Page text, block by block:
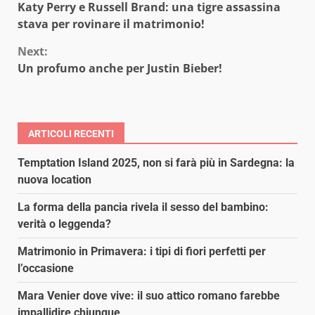
Reading
Katy Perry e Russell Brand: una tigre assassina
stava per rovinare il matrimonio!
Next:
Un profumo anche per Justin Bieber!
ARTICOLI RECENTI
Temptation Island 2025, non si farà più in Sardegna: la
nuova location
La forma della pancia rivela il sesso del bambino:
verità o leggenda?
Matrimonio in Primavera: i tipi di fiori perfetti per
l’occasione
Mara Venier dove vive: il suo attico romano farebbe